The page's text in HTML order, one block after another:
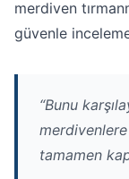
merdiven
güvenle
“Bunu
tamamen